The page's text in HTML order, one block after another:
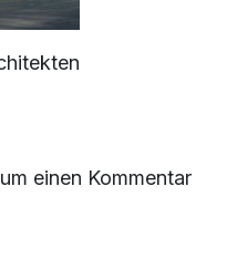
einen Kommentar